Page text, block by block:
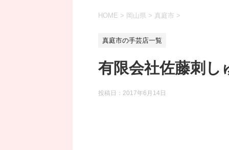
HOME > 岡山県 > 真庭市 >
真庭市の手芸店一覧
有限会社佐藤刺し
投稿日： 2017年6月14日